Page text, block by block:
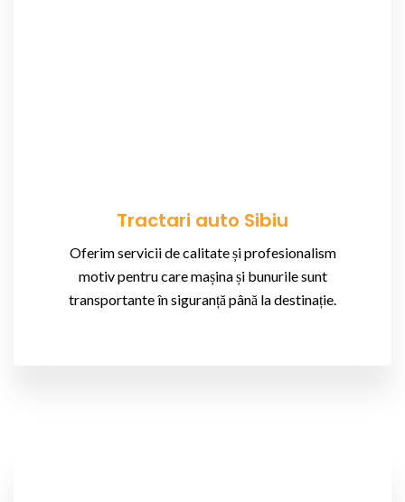
Tractari auto Sibiu
Oferim servicii de calitate și profesionalism
motiv pentru care mașina și bunurile sunt
transportante în siguranță până la destinație.